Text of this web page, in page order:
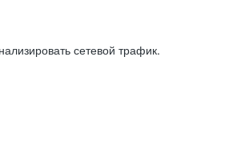
сетевой трафик.